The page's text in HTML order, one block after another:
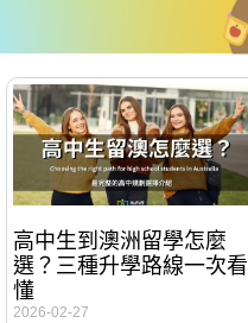
高中生到澳洲留學怎麼
選？三種升學路線一次看
懂
2026-02-27